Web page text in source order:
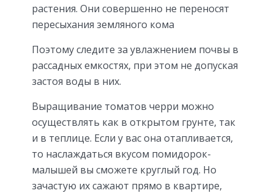
растения. Они совершенно не переносят
пересыхания земляного кома
Поэтому следите за увлажнением почвы в
рассадных емкостях, при этом не допуская
застоя воды в них.
Выращивание томатов черри можно
осуществлять как в открытом грунте, так
и в теплице. Если у вас она отапливается,
то наслаждаться вкусом помидорок-
малышей вы сможете круглый год. Но
зачастую их сажают прямо в квартире,